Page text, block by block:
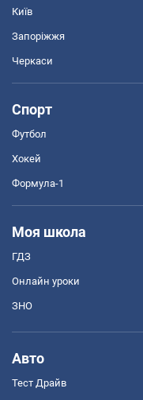
Київ
Запоріжжя
Черкаси
Спорт
Футбол
Хокей
Формула-1
Моя школа
ГДЗ
Онлайн уроки
ЗНО
Авто
Тест Драйв